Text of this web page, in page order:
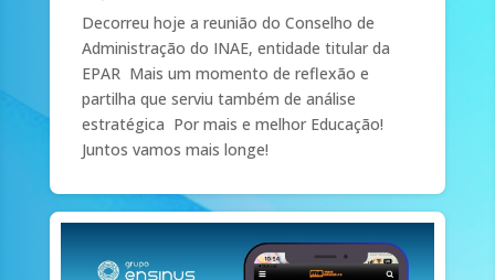
Decorreu hoje a reunião do Conselho de
Administração do INAE, entidade titular da
EPAR Mais um momento de reflexão e
partilha que serviu também de análise
estratégica Por mais e melhor Educação!
Juntos vamos mais longe!